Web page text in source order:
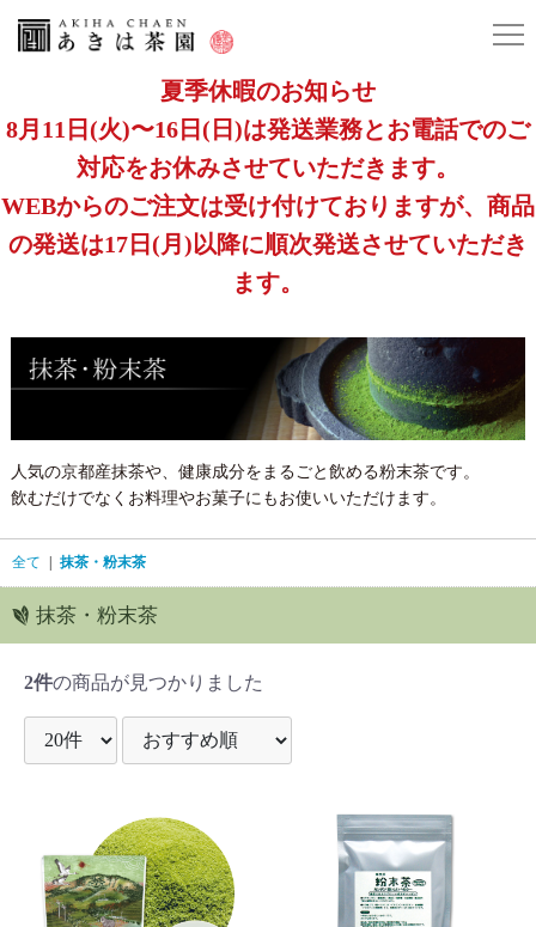
夏季休暇のお知らせ
8月11日(火)〜16日(日)は発送業務とお電話でのご
対応をお休みさせていただきます。
WEBからのご注文は受け付けておりますが、商品
の発送は17日(月)以降に順次発送させていただき
ます。
人気の京都産抹茶や、健康成分をまるごと飲める粉末茶です。
飲むだけでなくお料理やお菓子にもお使いいただけます。
全て 抹茶・粉末茶
抹茶・粉末茶
2件の商品が見つかりました